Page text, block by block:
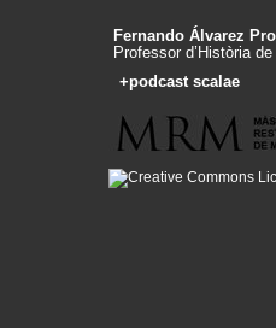
Fernando Álvarez
Professor d’Història
+podcast scalae